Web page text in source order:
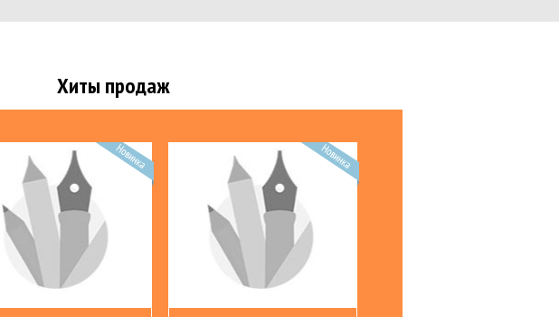
Головные уборы, перчатки
Осень, Весна
Хиты продаж